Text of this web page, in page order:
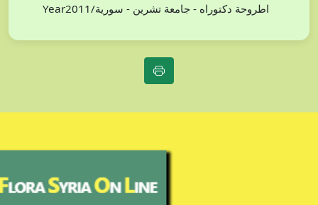
Year2011/اطروحة دكتوراه - جامعة تشرين - سورية